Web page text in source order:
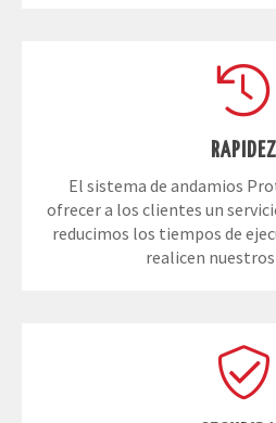
RAPIDEZ
El sistema de andamios
ofrecer a los clientes un
reducimos los tiempos de
realicen